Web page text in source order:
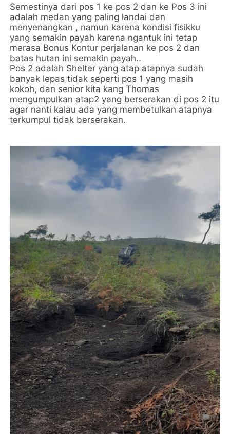
Semestinya dari pos 1 ke pos 2 dan ke Pos 3 ini
adalah medan yang paling landai dan
menyenangkan , namun karena kondisi fisikku
yang semakin payah karena ngantuk ini tetap
merasa Bonus Kontur perjalanan ke pos 2 dan
batas hutan ini semakin payah..
Pos 2 adalah Shelter yang atap atapnya sudah
banyak lepas tidak seperti pos 1 yang masih
kokoh, dan senior kita kang Thomas
mengumpulkan atap2 yang berserakan di pos 2 itu
agar nanti kalau ada yang membetulkan atapnya
terkumpul tidak berserakan.